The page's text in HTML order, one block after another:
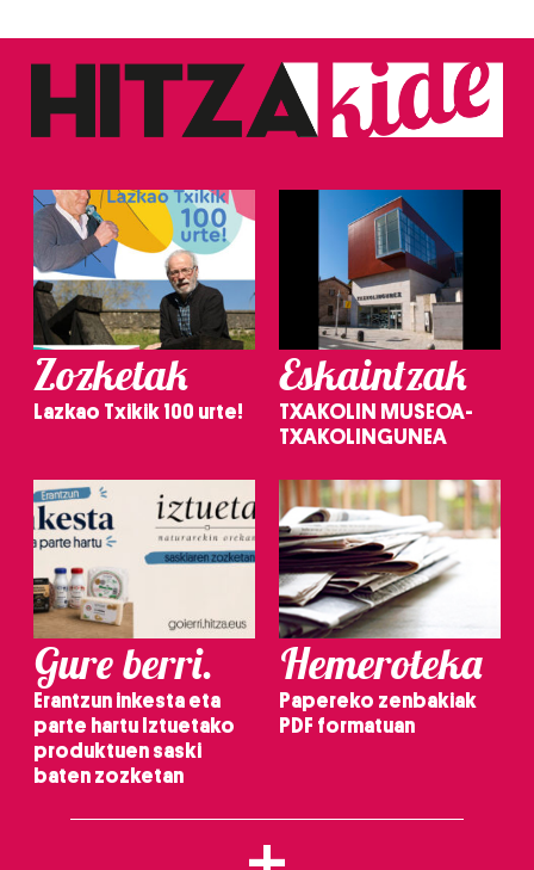
Zozketak
Lazkao Txikik 100 urte!
Eskaintzak
TXAKOLIN MUSEOA-
TXAKOLINGUNEA
Gure berri.
Erantzun inkesta eta
parte hartu Iztuetako
produktuen saski
baten zozketan
Hemeroteka
Papereko zenbakiak
PDF formatuan